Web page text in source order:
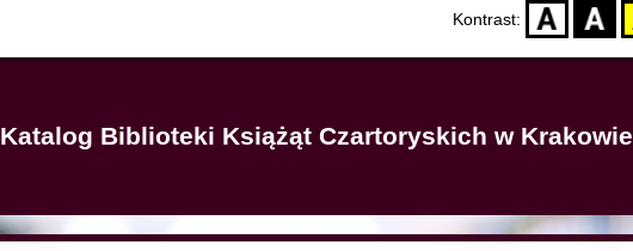
Kontrast: D BW
Katalog Biblioteki Książąt Czartoryskich w Krakowie